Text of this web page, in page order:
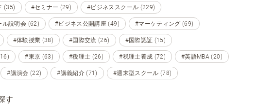
(35) #セミナー (29) #ビジネススクール (229)
ル説明会 (62) #ビジネス公開講座 (49) #マーケティング (69)
#体験授業 (38) #国際交流 (26) #国際認証 (15)
#東京 (63) #税理士 (26) #税理士養成 (72) #英語MBA (20)
#講演会 (22) #講義紹介 (71) #週末型スクール (78)
す